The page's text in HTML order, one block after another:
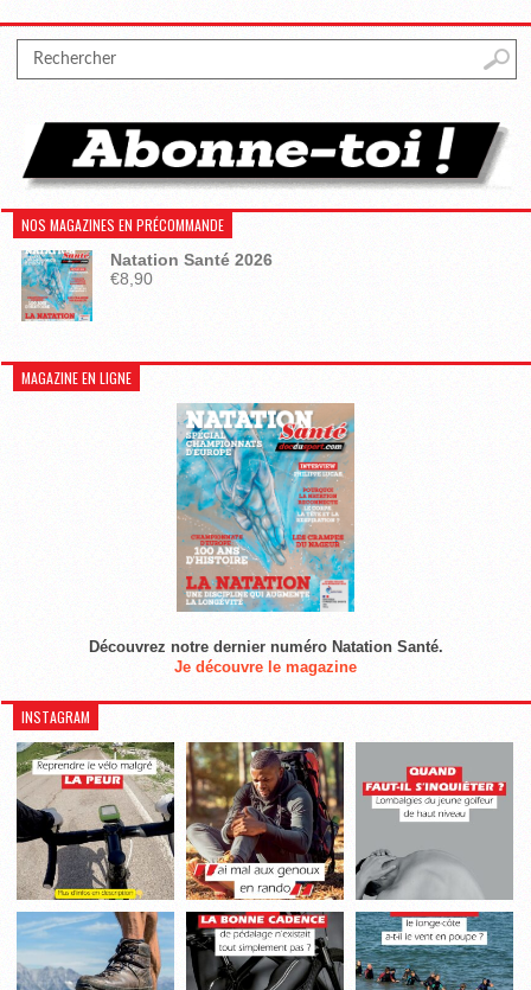
NOS MAGAZINES EN PRÉCOMMANDE
Natation Santé 2026
€8,90
MAGAZINE EN LIGNE
Découvrez notre dernier numéro Natation Santé.
Je découvre le magazine
INSTAGRAM